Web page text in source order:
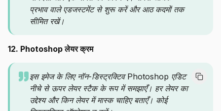
प्रभाव वाले एडजस्टमेंट से शुरू करें और आठ कदमों तक
सीमित रखें।
12. Photoshop लेयर क्रम
इस इमेज के लिए नॉन-डिस्ट्रक्टिव Photoshop एडिट
नीचे से ऊपर लेयर स्टैक के रूप में समझाएँ। हर लेयर का
उद्देश्य और किन लेयर में मास्क चाहिए बताएँ। कोई